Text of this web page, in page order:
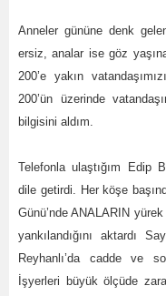
Anneler gününe denk
ersiz, analar ise göz
200’e yakın
200’ün üzerinde
bilgisini aldım.
Telefonla ulaştığım Edip
dile getirdi. Her köşe
Günü’nde ANALARIN
yankılandığını aktardı
Reyhanlı’da cadde ve
İşyerleri büyük ölçüde